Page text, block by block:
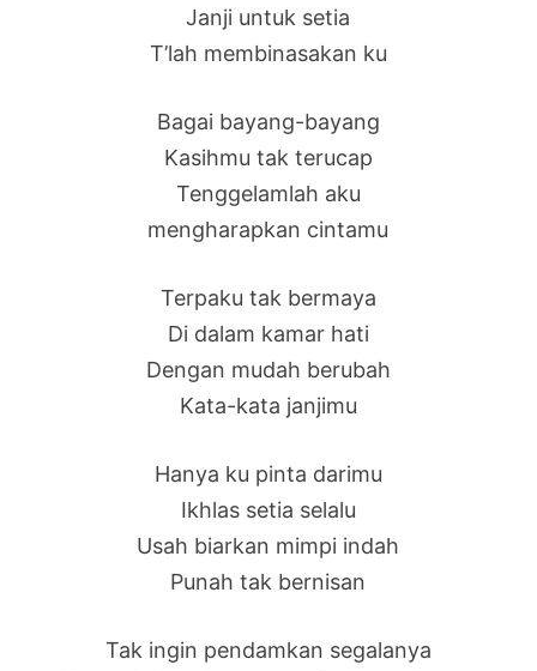
Janji untuk setia
T’lah membinasakan ku
Bagai bayang-bayang
Kasihmu tak terucap
Tenggelamlah aku
mengharapkan cintamu
Terpaku tak bermaya
Di dalam kamar hati
Dengan mudah berubah
Kata-kata janjimu
Hanya ku pinta darimu
Ikhlas setia selalu
Usah biarkan mimpi indah
Punah tak bernisan
Tak ingin pendamkan segalanya